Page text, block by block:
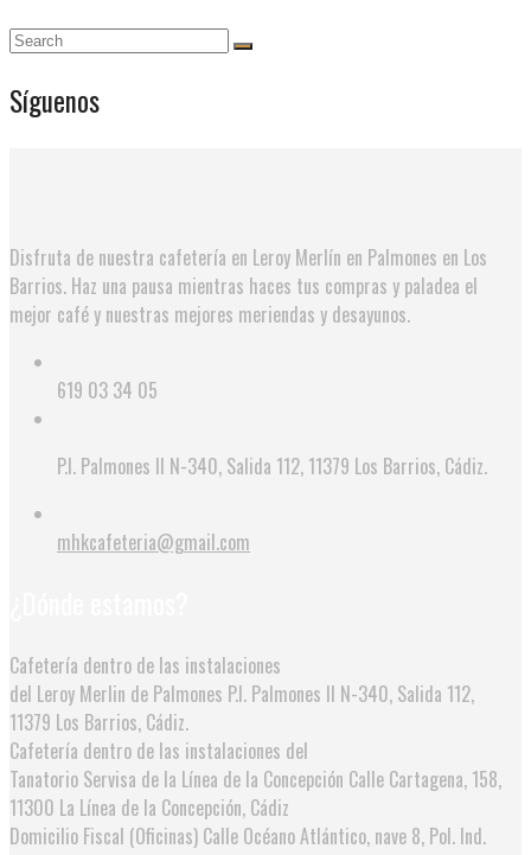
Síguenos
Disfruta de nuestra cafetería en Leroy Merlín en Palmones en Los
Barrios. Haz una pausa mientras haces tus compras y paladea el
mejor café y nuestras mejores meriendas y desayunos.
619 03 34 05
P.I. Palmones II N-340, Salida 112, 11379 Los Barrios, Cádiz.
mhkcafeteria@gmail.com
Cafetería dentro de las instalaciones
del Leroy Merlin de Palmones P.I. Palmones II N-340, Salida 112,
11379 Los Barrios, Cádiz.
Cafetería dentro de las instalaciones del
Tanatorio Servisa de la Línea de la Concepción Calle Cartagena, 158,
11300 La Línea de la Concepción, Cádiz
Domicilio Fiscal (Oficinas) Calle Océano Atlántico, nave 8, Pol. Ind.